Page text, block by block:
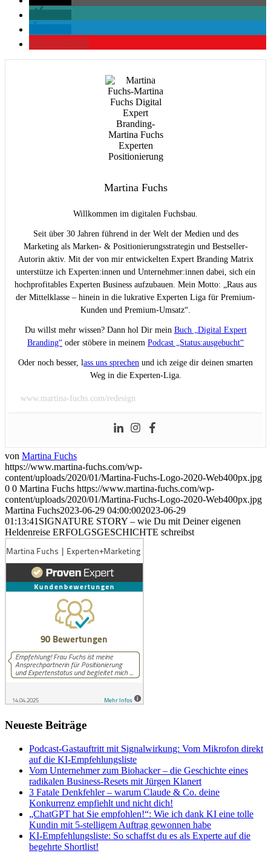
Martina Fuchs
Willkommen im digitalen Fuchsbau.
Seit über 30 Jahren führend in der Welt der Medien und des
Marketing als Marken- & Positionierungsstrategin und Bestseller-
Autorin aktiv. Mit der von mir entwickelten Expert Branding Matrix
unterstütze ich Experten:innen und Unternehmer:innen dabei, sich ein
hochprofitables Experten Business aufzubauen. Mein Motto: „Raus aus
der Mittelklasse – hinein in die lukrative Experten Liga für Premium-
Kunden und Premium-Umsatz“.
Du willst mehr wissen? Dann hol Dir mein Buch „Digital Expert
Branding“ oder stöbere in meinem Podcast „Status:ausgebucht“
Oder noch besser, lass uns sprechen und ich zeige dir deinen smarten
Weg in die Experten-Liga.
www.martina-fuchs.com/redesign
von Martina Fuchs
https://www.martina-fuchs.com/wp-
content/uploads/2020/01/Martina-Fuchs-Logo-2020-Web400px.jpg
0 0 Martina Fuchs https://www.martina-fuchs.com/wp-
content/uploads/2020/01/Martina-Fuchs-Logo-2020-Web400px.jpg
Martina Fuchs2023-06-29 04:00:002023-06-29
01:13:41 SIGNATURE STORY – wie Du mit Deiner eigenen
Heldenreise ERFOLGSGESCHICHTE schreibst
Neueste Beiträge
Podcast-Gastauftritt mit Signalwirkung: Vom Mikrofon direkt
auf die KI-Empfehlungsliste
Vom Unternehmer zum Biohacker – die Geschichte eines
radikalen Business-Resets mit Jürgen Klanert
3 Fatale Denkfehler – warum Claude & Co. deine
Konkurrenz empfiehlt und nicht dich!
„ChatGPT hat Sie empfohlen!“: Wie ich dank KI eine tolle
Kundin mit 5-stelligem Auftrag gewonnen habe
KI-Empfehlungsliste: So schaffst du es als Experte auf die
begehrte Shortlist!